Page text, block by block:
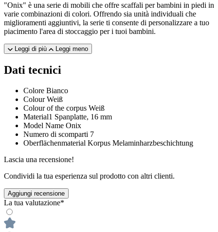
"Onix" è una serie di mobili che offre scaffali per bambini in piedi in
varie combinazioni di colori. Offrendo sia unità individuali che
miglioramenti aggiuntivi, la serie ti consente di personalizzare a tuo
piacimento l'area di stoccaggio per i tuoi bambini.
Leggi di più Leggi meno
Dati tecnici
Colore Bianco
Colour Weiß
Colour of the corpus Weiß
Material1 Spanplatte, 16 mm
Model Name Onix
Numero di scomparti 7
Oberflächenmaterial Korpus Melaminharzbeschichtung
Lascia una recensione!
Condividi la tua esperienza sul prodotto con altri clienti.
Aggiungi recensione
La tua valutazione*